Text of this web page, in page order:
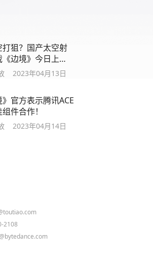
打狙？国产太空射
《边境》今日上
载攻略来了
2023年04月13日
》官方表示腾讯ACE
件合作！
2023年04月14日
2108